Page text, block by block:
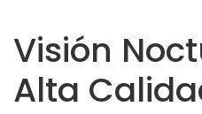
Visión
Alta